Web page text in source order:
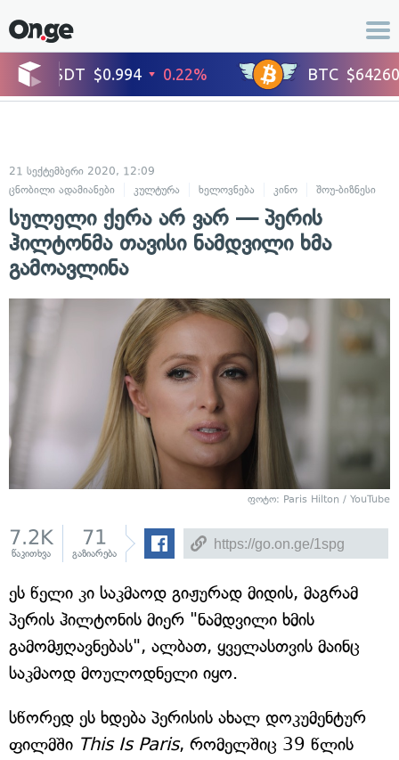
21 სექტემბერი 2020, 12:09
ცნობილი ადამიანები
კულტურა ხელოვნება კინო შოუ-ბიზნესი
სულელი ქერა არ ვარ — პერის
ჰილტონმა თავისი ნამდვილი ხმა
გამოავლინა
ფოტო: Paris Hilton / YouTube
7.2K
წაკითხვა
71
გაზიარება
ეს წელი კი საკმაოდ გიჟურად მიდის, მაგრამ
პერის ჰილტონის მიერ "ნამდვილი ხმის
გამომჟღავნებას", ალბათ, ყველასთვის მაინც
საკმაოდ მოულოდნელი იყო.
სწორედ ეს ხდება პერისის ახალ დოკუმენტურ
ფილმში This Is Paris, რომელშიც 39 წლის